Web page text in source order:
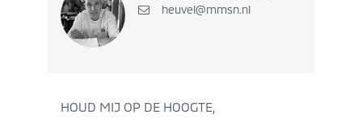
heuvel@mmsn.nl
HOUD MIJ OP DE HOOGTE,